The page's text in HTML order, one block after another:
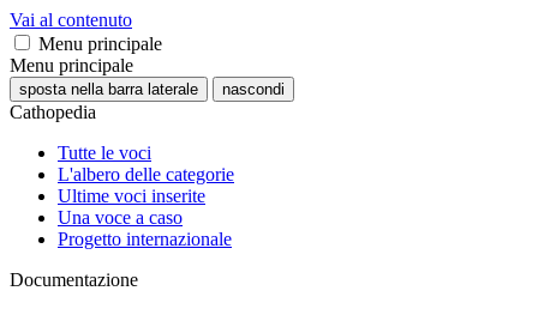
Vai al contenuto
Menu principale
Menu principale
sposta nella barra laterale nascondi
Cathopedia
Tutte le voci
L'albero delle categorie
Ultime voci inserite
Una voce a caso
Progetto internazionale
Documentazione